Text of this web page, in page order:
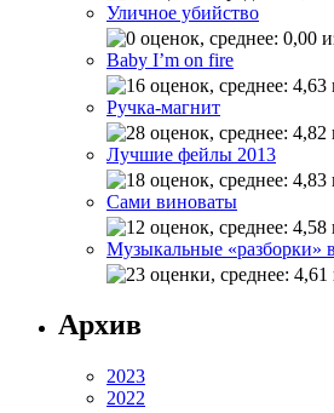
Уличное убийство
Baby I’m on fire
Ручка-магнит
Лучшие фейлы 2013
Сами виноваты
Музыкальные «разборки»
Архив
2023
2022